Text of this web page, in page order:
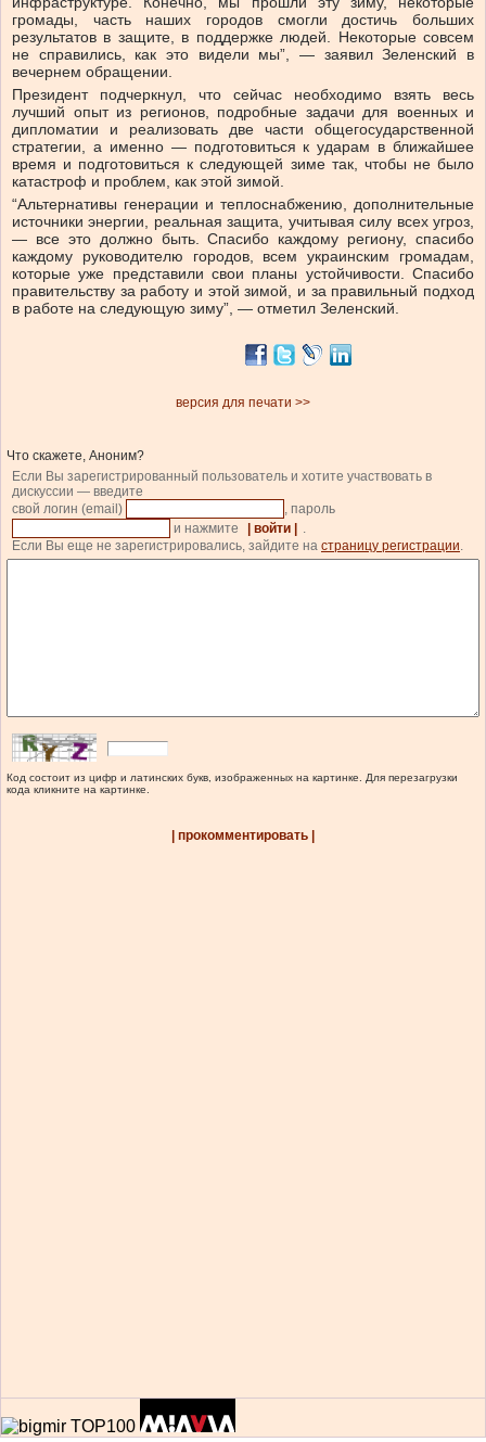
громады, часть наших городов смогли достичь больших
результатов в защите, в поддержке людей. Некоторые совсем
не справились, как это видели мы”, — заявил Зеленский в
вечернем обращении.
Президент подчеркнул, что сейчас необходимо взять весь
лучший опыт из регионов, подробные задачи для военных и
дипломатии и реализовать две части общегосударственной
стратегии, а именно — подготовиться к ударам в ближайшее
время и подготовиться к следующей зиме так, чтобы не было
катастроф и проблем, как этой зимой.
“Альтернативы генерации и теплоснабжению, дополнительные
источники энергии, реальная защита, учитывая силу всех угроз,
— все это должно быть. Спасибо каждому региону, спасибо
каждому руководителю городов, всем украинским громадам,
которые уже представили свои планы устойчивости. Спасибо
правительству за работу и этой зимой, и за правильный подход
в работе на следующую зиму”, — отметил Зеленский.
версия для печати >>
Что скажете, Аноним?
Если Вы зарегистрированный пользователь и хотите участвовать в
дискуссии — введите
свой логин (email)
, пароль
и нажмите
| войти |
.
Если Вы еще не зарегистрировались, зайдите на страницу регистрации.
Код состоит из цифр и латинских букв, изображенных на картинке. Для перезагрузки
кода кликните на картинке.
| прокомментировать |